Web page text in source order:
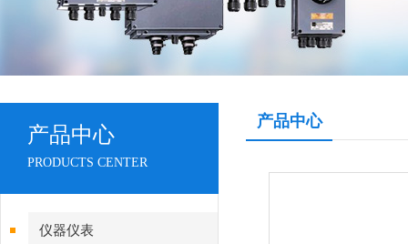
产品中心
PRODUCTS CENTER
仪器仪表
产品中心